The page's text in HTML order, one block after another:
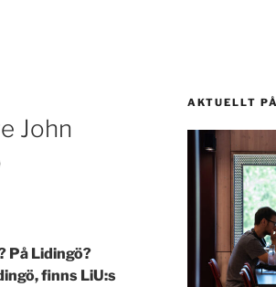
John
På Lidingö?
finns LiU:s
AKTUELLT